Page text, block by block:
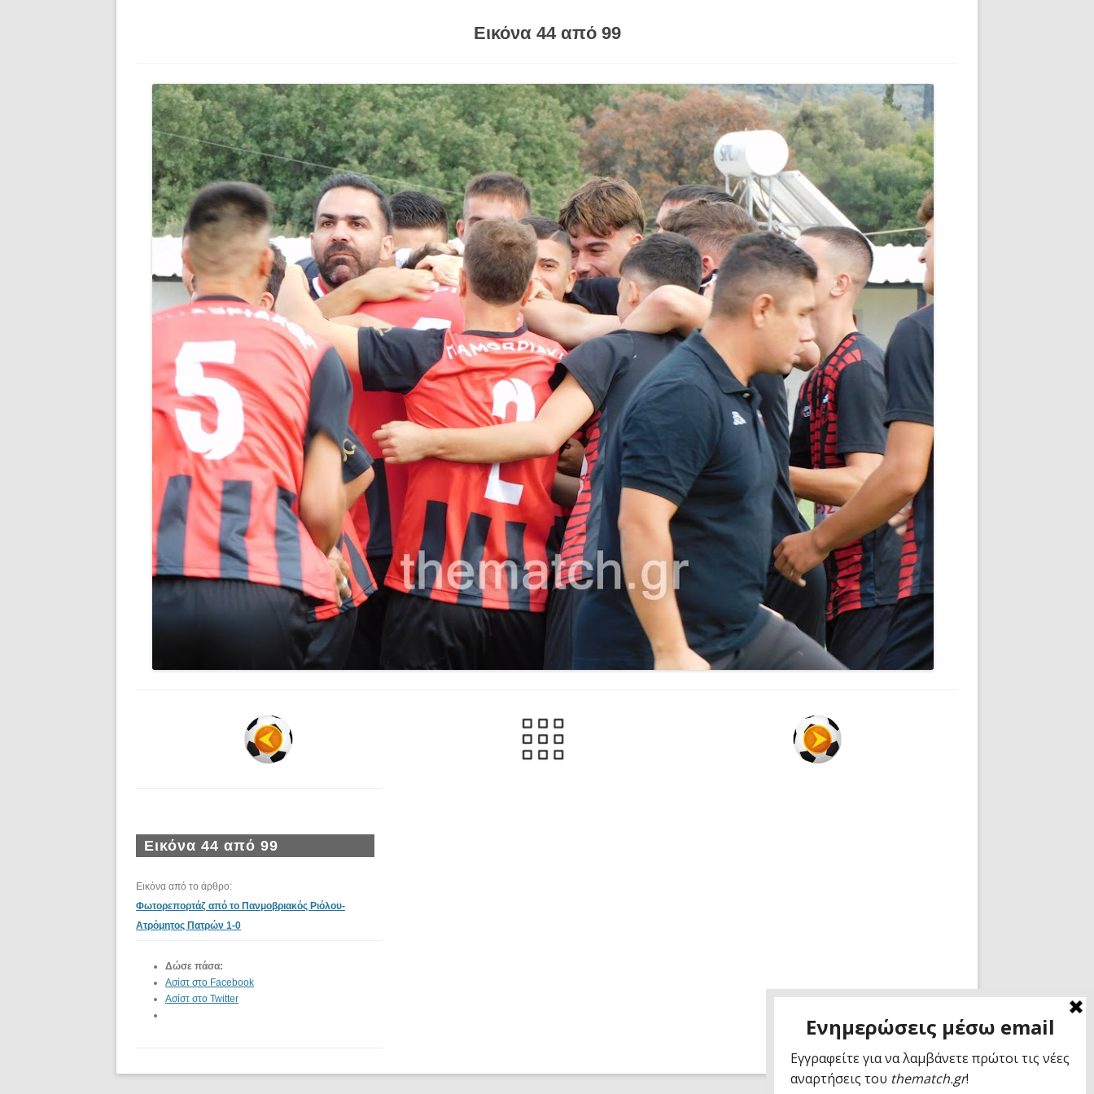
Εικόνα 44 από 99
Εικόνα 44 από 99
Εικόνα από το άρθρο:
Φωτορεπορτάζ από το Πανμοβριακός Ριόλου-
Ατρόμητος Πατρών 1-0
Δώσε πάσα:
Ασίστ στο Facebook
Ασίστ στο Twitter